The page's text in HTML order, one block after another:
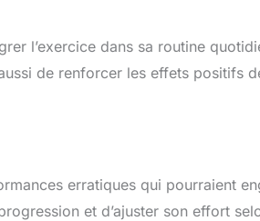
l’exercice dans sa routine
de renforcer les effets positifs
erratiques qui pourraient
et d’ajuster son effort